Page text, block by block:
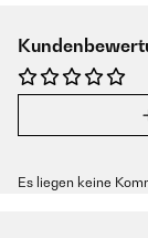
Es liegen keine